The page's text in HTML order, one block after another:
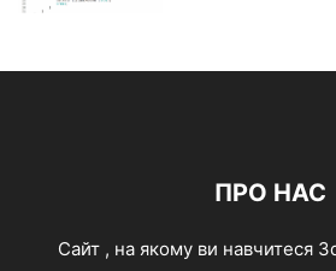
ПРО НАС
Cайт , на якому ви навчитеся